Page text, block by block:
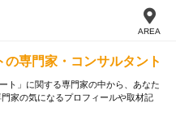
AREA
専門家・コンサルタント
ト」に関する専門家の中から、あなた
家の気になるプロフィールや取材記